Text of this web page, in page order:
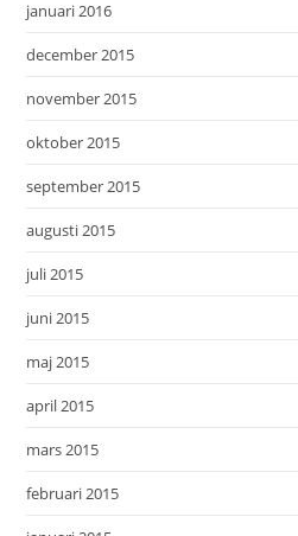
januari 2016
december 2015
november 2015
oktober 2015
september 2015
augusti 2015
juli 2015
juni 2015
maj 2015
april 2015
mars 2015
februari 2015